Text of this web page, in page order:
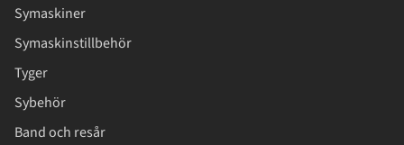
Symaskiner
Symaskinstillbehör
Tyger
Sybehör
Band och resår